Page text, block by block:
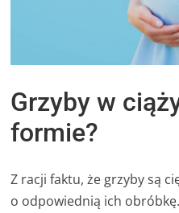
Grzyby w
formie?
Z racji faktu, że grzyby są
o odpowiednią ich